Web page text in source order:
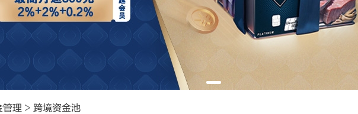
管理 > 跨境资金池